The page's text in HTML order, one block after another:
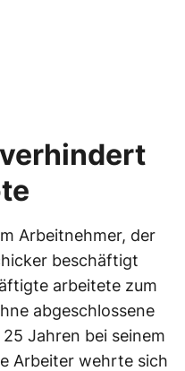
Arbeitnehmer, der
beschäftigt
arbeitete zum
abgeschlossene
Jahren bei seinem
Arbeiter wehrte sich